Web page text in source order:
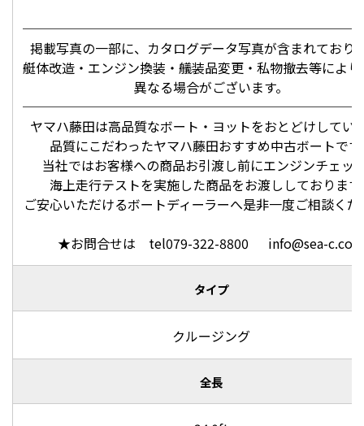
掲載写真の一部に、カタログデータ写真が含まれており
艇体改造・エンジン換装・艤装品変更・私物撤去等によ
異なる場合がございます。
ヤマハ藤田は高品質なボート・ヨットをおとどけしてい
品質にこだわったヤマハ藤田おすすめ中古ボートです
当社ではお客様への商品お引渡し前にエンジンチェッ
海上走行テストを実施した商品をお渡ししております
ご安心いただけるボートディーラーへ是非一度ご相談く
★お問合せは tel079-322-8800 info@sea-c.com
タイプ
クルージング
全長